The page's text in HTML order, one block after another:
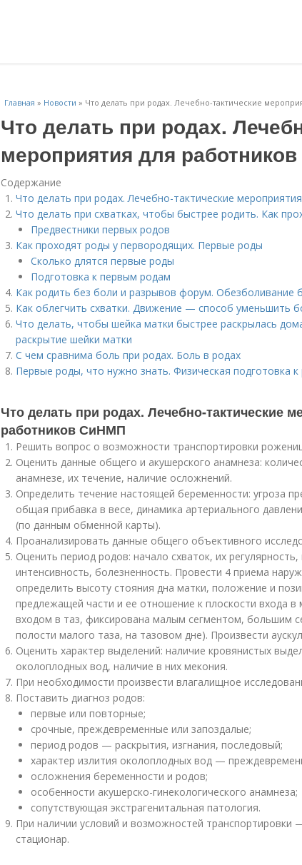
Главная » Новости » Что делать при родах. Лечебно-тактические
Что делать при родах.
мероприятия для
Содержание
Что делать при родах. Лечебно-тактические
Что делать при схватках, чтобы быстрее родить. Как
Предвестники первых родов
Как проходят роды у первородящих. Первые роды
Сколько длятся первые роды
Подготовка к первым родам
Как родить без боли и разрывов форум. Обезболивание
Как облегчить схватки. Движение — способ уменьшить
Что делать, чтобы шейка матки быстрее раскрылась
раскрытие шейки матки
С чем сравнима боль при родах. Боль в родах
Первые роды, что нужно знать. Физическая подготовка
Что делать при родах. Лечебно-тактические
работников СиНМП
Решить вопрос о возможности транспортировки
Оценить данные общего и акушерского анамнеза:
анамнезе, их течение, наличие осложнений.
Определить течение настоящей беременности: угроза
общая прибавка в весе, динамика артериального
(по данным обменной карты).
Проанализировать данные общего объективного
Оценить период родов: начало схваток, их
интенсивность, болезненность. Провести 4 приема
определить высоту стояния дна матки, положение и
предлежащей части и ее отношение к плоскости входа
входом в таз, фиксирована малым сегментом, большим
полости малого таза, на тазовом дне). Произвести
Оценить характер выделений: наличие кровянистых
околоплодных вод, наличие в них мекония.
При необходимости произвести влагалищное
Поставить диагноз родов:
первые или повторные;
срочные, преждевременные или запоздалые;
период родов — раскрытия, изгнания, последовый;
характер излития околоплодных вод —
осложнения беременности и родов;
особенности акушерско-гинекологического анамнеза;
сопутствующая экстрагенитальная патология.
При наличии условий и возможностей транспортировки
стационар.